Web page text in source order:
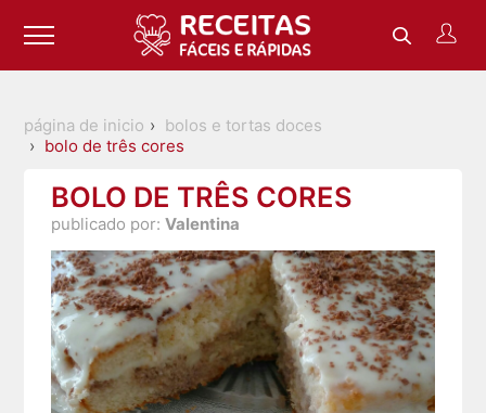
página de inicio
bolos e tortas doces
bolo de três cores
BOLO DE TRÊS CORES
publicado por:Valentina